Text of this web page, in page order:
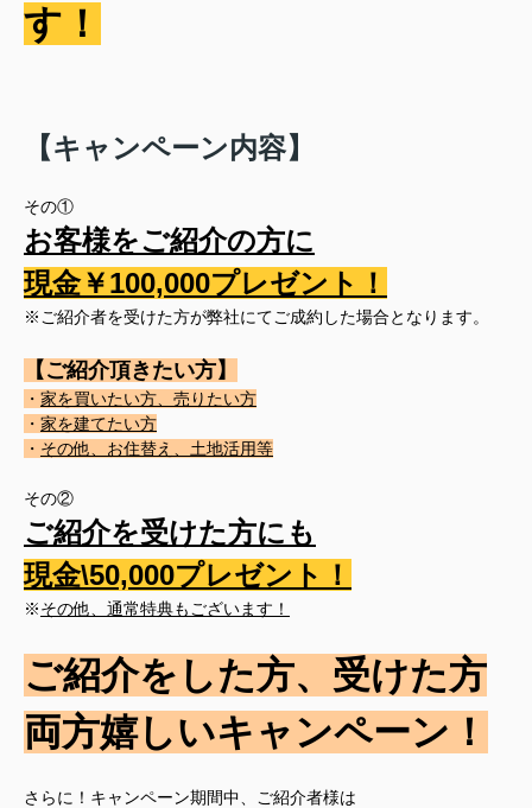
す！
【キャンペーン内容】
その①
お客様をご紹介の方に
現金￥100,000プレゼント！
※ご紹介者を受けた方が弊社にてご成約した場合となります。
【ご紹介頂きたい方】
・ 家を買いたい方、売りたい方
・ 家を建てたい方
・ その他、お住替え、土地活用等
その②
ご紹介を受けた方にも
現金\50,000プレゼント！
※その他、通常特典もございます！
ご紹介をした方、受けた方
両方嬉しいキャンペーン！
さらに！キャンペーン期間中、 ご紹介者様は